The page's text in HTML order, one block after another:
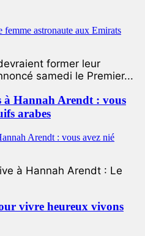
former leur
samedi le Premier...
à Hannah Arendt : vous
arabes
à Hannah Arendt : Le
vivre heureux vivons